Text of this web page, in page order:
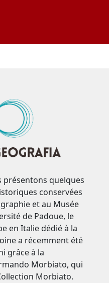
présentons quelques
conservées
et au Musée
de Padoue, le
en Italie dédié à la
a récemment été
grâce à la
Morbiato, qui
Morbiato.